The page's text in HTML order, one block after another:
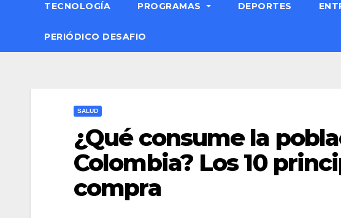
TECNOLOGÍA PROGRAMAS DEPORTES
PERIÓDICO DESAFIO
SALUD
¿Qué consume la
Colombia? Los 10
compra